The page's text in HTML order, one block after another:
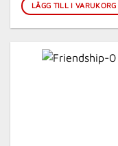
LÄGG TILL I VARUKORG